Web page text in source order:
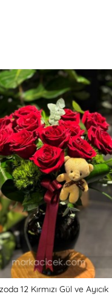
12 Kırmızı Gül ve Ayıcık